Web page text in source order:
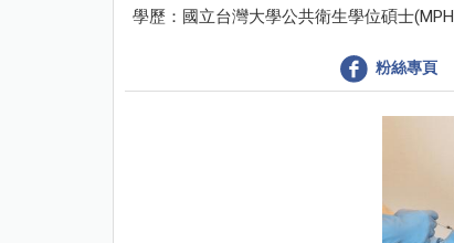
學歷：國立台灣大學公共衛生學位碩士
粉絲專頁